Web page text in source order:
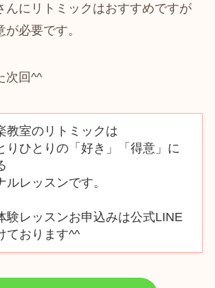
んにリトミックはおすすめですが
必要です。
次回^^
教室のリトミックは
りひとりの「好き」「得意」に
ルレッスンです。
験レッスンお申込みは公式LINE
ております^^